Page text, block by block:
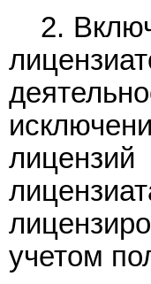
2.
учетом